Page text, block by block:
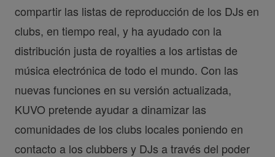
compartir las listas de reproducción de los DJs en
clubs, en tiempo real, y ha ayudado con la
distribución justa de royalties a los artistas de
música electrónica de todo el mundo. Con las
nuevas funciones en su versión actualizada,
KUVO pretende ayudar a dinamizar las
comunidades de los clubs locales poniendo en
contacto a los clubbers y DJs a través del poder